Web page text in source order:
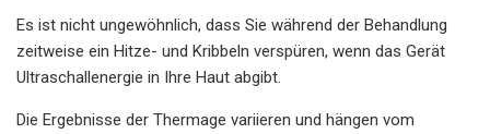
Es ist nicht ungewöhnlich, dass Sie während der Behandlung
zeitweise ein Hitze- und Kribbeln verspüren, wenn das Gerät
Ultraschallenergie in Ihre Haut abgibt.
Die Ergebnisse der Thermage variieren und hängen vom